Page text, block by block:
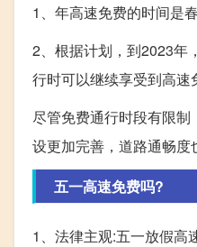
1、年高速免费的时间是
2、根据计划，到2023年
行时可以继续享受到高速
尽管免费通行时段有限
设更加完善，道路通畅度
五一高速免费吗?
1、法律主观:五一放假高